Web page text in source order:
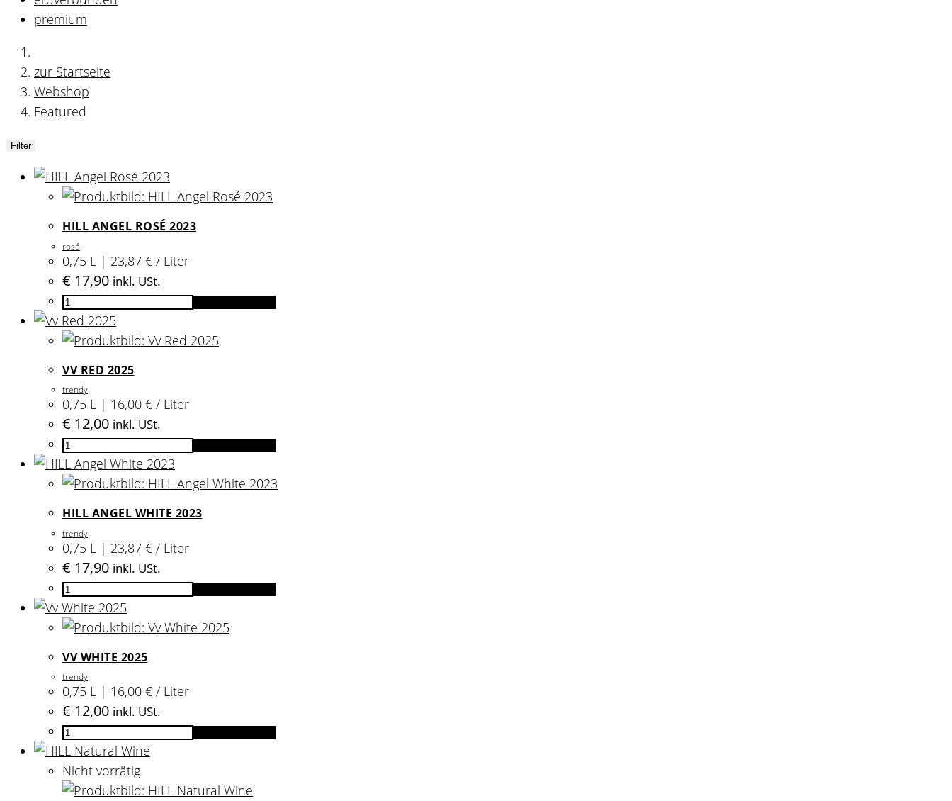
premium
zur Startseite
Webshop
Featured
Filter
HILL ANGEL ROSÉ 2023
rosé
0,75 L | 23,87 € / Liter
€ 17,90 inkl. USt.
HILL
Angel
Rosé
Menge
VV RED 2025
trendy
0,75 L | 16,00 € / Liter
€ 12,00 inkl. USt.
Vv
Red
2025
HILL ANGEL WHITE 2023
trendy
0,75 L | 23,87 € / Liter
€ 17,90 inkl. USt.
HILL
Angel
White
Menge
VV WHITE 2025
trendy
0,75 L | 16,00 € / Liter
€ 12,00 inkl. USt.
Vv
White
2025
Menge
Nicht vorrätig